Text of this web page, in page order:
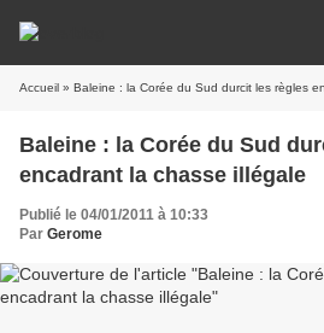
Accueil » Baleine : la Corée du Sud durcit les règles
Baleine : la Corée du Sud
encadrant la chasse illégale
Publié le 04/01/2011 à 10:33
Par Gerome